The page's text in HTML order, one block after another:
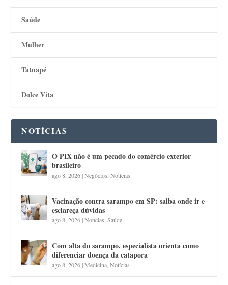
Saúde
Mulher
Tatuapé
Dolce Vita
NOTÍCIAS
O PIX não é um pecado do comércio exterior
brasileiro
ago 8, 2026|Negócios,Notícias
Vacinação contra sarampo em SP: saiba onde ir e
esclareça dúvidas
ago 8, 2026|Notícias,Saúde
Com alta do sarampo, especialista orienta como
diferenciar doença da catapora
ago 8, 2026|Medicina,Notícias